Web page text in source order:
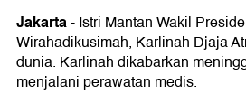
Jakarta-Istri Mantan Wakil
Wirahadikusimah, Karlinah Djaja
dunia. Karlinah dikabarkan
menjalani perawatan medis.